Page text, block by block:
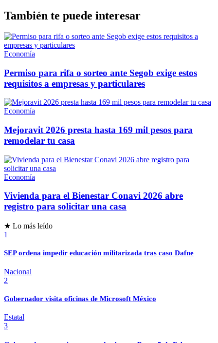
También te puede interesar
Economía
Permiso para rifa o sorteo ante Segob exige estos
requisitos a empresas y particulares
Economía
Mejoravit 2026 presta hasta 169 mil pesos para
remodelar tu casa
Economía
Vivienda para el Bienestar Conavi 2026 abre
registro para solicitar una casa
★ Lo más leído
1
SEP ordena impedir educación militarizada tras caso Dafne
Nacional
2
Gobernador visita oficinas de Microsoft México
Estatal
3